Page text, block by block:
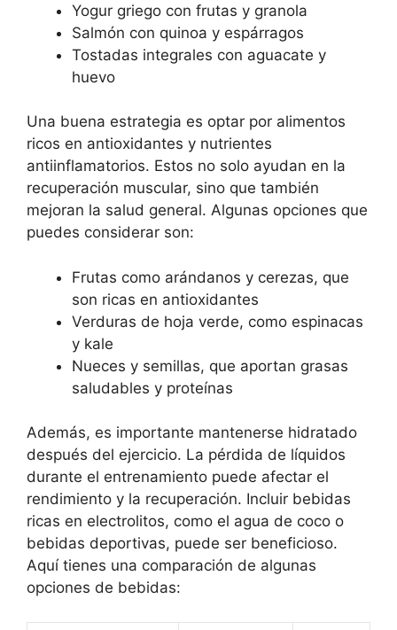
Yogur griego con frutas y granola
Salmón con quinoa y espárragos
Tostadas integrales con aguacate y
huevo
Una buena estrategia es optar por alimentos
ricos en antioxidantes y nutrientes
antiinflamatorios. Estos no solo ayudan en la
recuperación muscular, sino que también
mejoran la salud general. Algunas opciones que
puedes considerar son:
Frutas como arándanos y cerezas, que
son ricas en antioxidantes
Verduras de hoja verde, como espinacas
y kale
Nueces y semillas, que aportan grasas
saludables y proteínas
Además, es importante mantenerse hidratado
después del ejercicio. La pérdida de líquidos
durante el entrenamiento puede afectar el
rendimiento y la recuperación. Incluir bebidas
ricas en electrolitos, como el agua de coco o
bebidas deportivas, puede ser beneficioso.
Aquí tienes una comparación de algunas
opciones de bebidas: